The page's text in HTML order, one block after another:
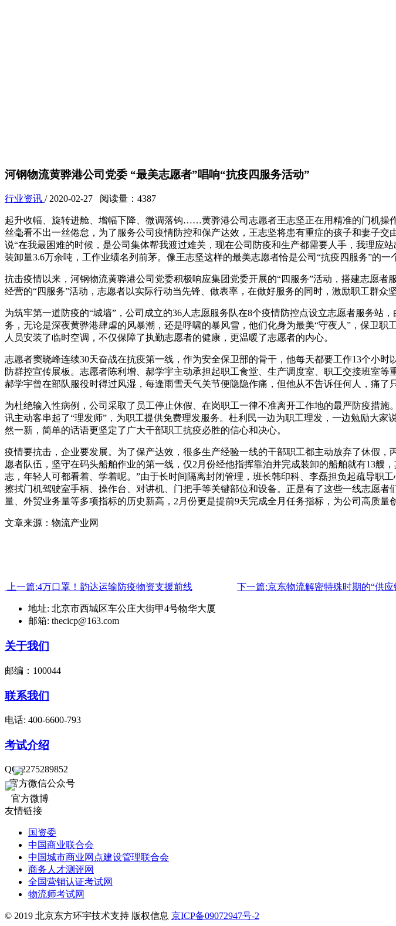
河钢物流黄骅港公司党委 “最美志愿者”唱响“抗疫四服务活动”
行业资讯 / 2020-02-27 阅读量：4387
起升收幅、旋转进舱、增幅下降、微调落钩……黄骅港公司志愿者王志坚正在用精准的门机
丝毫看不出一丝倦怠，为了服务公司疫情防控和保产达效，王志坚将患有重症的孩子和妻子
说“在我最困难的时候，是公司集体帮我渡过难关，现在公司防疫和生产都需要人手，我理应
装卸量3.6万余吨，工作业绩名列前茅。像王志坚这样的最美志愿者恰是公司“抗疫四服务”的一
抗击疫情以来，河钢物流黄骅港公司党委积极响应集团党委开展的“四服务”活动，搭建志愿
经营的“四服务”活动，志愿者以实际行动当先锋、做表率，在做好服务的同时，激励职工群众
为筑牢第一道防疫的“城墙”，公司成立的36人志愿服务队在8个疫情防控点设立志愿者服务
务，无论是深夜黄骅港肆虐的风暴潮，还是呼啸的暴风雪，他们化身为最美“守夜人”，保卫
人员安装了临时空调，不仅保障了执勤志愿者的健康，更温暖了志愿者的内心。
志愿者窦晓峰连续30天奋战在抗疫第一线，作为安全保卫部的骨干，他每天都要工作13个小
防群控宣传展板。志愿者陈利增、郝学宇主动承担起职工食堂、生产调度室、职工交接班室
郝学宇曾在部队服役时得过风湿，每逢雨雪天气关节便隐隐作痛，但他从不告诉任何人，痛
为杜绝输入性病例，公司采取了员工停止休假、在岗职工一律不准离开工作地的最严防疫措
讯主动客串起了“理发师”，为职工提供免费理发服务。杜利民一边为职工理发，一边勉励大
然一新，简单的话语更坚定了广大干部职工抗疫必胜的信心和决心。
疫情要抗击，企业要发展。为了保产达效，很多生产经验一线的干部职工都主动放弃了休假
愿者队伍，坚守在码头船舶作业的第一线，仅2月份经他指挥靠泊并完成装卸的船舶就有13艘
志，年轻人可都看着、学着呢。”由于长时间隔离封闭管理，班长韩印科、李磊担负起疏导职
擦拭门机驾驶室手柄、操作台、对讲机、门把手等关键部位和设备。正是有了这些一线志愿
量、外贸业务量等多项指标的历史新高，2月份更是提前9天完成全月任务指标，为公司高质量
文章来源：物流产业网
上一篇:4万口罩！韵达运输防疫物资支援前线 下一篇:京东物流解密特殊时期的“供
地址: 北京市西城区车公庄大街甲4号物华大厦
邮箱: thecicp@163.com
关于我们
邮编：100044
联系我们
电话: 400-6600-793
考试介绍
QQ:2275289852
官方微信公众号
官方微博
友情链接
国资委
中国商业联合会
中国城市商业网点建设管理联合会
商务人才测评网
全国营销认证考试网
物流师考试网
© 2019 北京东方环宇技术支持 版权信息 京ICP备09072947号-2